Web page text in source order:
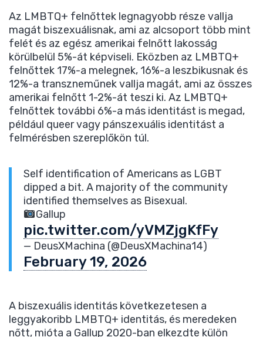
Az LMBTQ+ felnőttek legnagyobb része vallja
magát biszexuálisnak, ami az alcsoport több mint
felét és az egész amerikai felnőtt lakosság
körülbelül 5%-át képviseli. Eközben az LMBTQ+
felnőttek 17%-a melegnek, 16%-a leszbikusnak és
12%-a transzneműnek vallja magát, ami az összes
amerikai felnőtt 1-2%-át teszi ki. Az LMBTQ+
felnőttek további 6%-a más identitást is megad,
például queer vagy pánszexuális identitást a
felmérésben szereplőkön túl.
Self identification of Americans as LGBT
dipped a bit. A majority of the community
identified themselves as Bisexual.
Gallup
pic.twitter.com/yVMZjgKfFy
— DeusXMachina (@DeusXMachina14)
February 19, 2026
A biszexuális identitás következetesen a
leggyakoribb LMBTQ+ identitás, és meredeken
nőtt, mióta a Gallup 2020-ban elkezdte külön